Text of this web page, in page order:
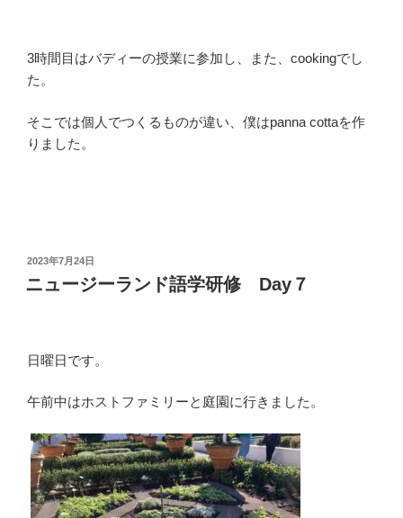
3時間目はバディーの授業に参加し、また、cookingでし
た。
そこでは個人でつくるものが違い、僕はpanna cottaを作
りました。
投
日:
2023年7月24日
ニュージーランド語学研修 Day７
日曜日です。
午前中はホストファミリーと庭園に行きました。